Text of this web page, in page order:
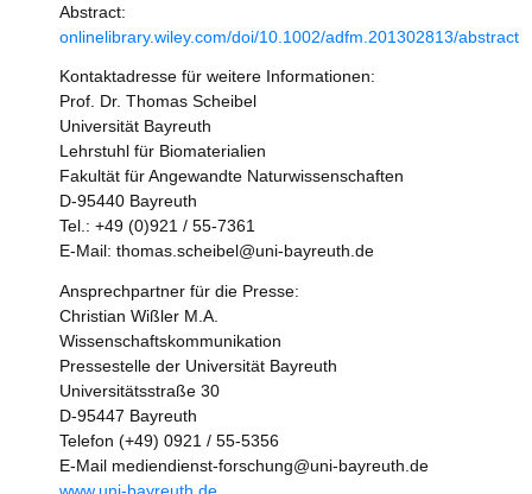
Abstract:
onlinelibrary.wiley.com/doi/10.1002/adfm.201302813/abstract
Kontaktadresse für weitere Informationen:
Prof. Dr. Thomas Scheibel
Universität Bayreuth
Lehrstuhl für Biomaterialien
Fakultät für Angewandte Naturwissenschaften
D-95440 Bayreuth
Tel.: +49 (0)921 / 55-7361
E-Mail: thomas.scheibel@uni-bayreuth.de
Ansprechpartner für die Presse:
Christian Wißler M.A.
Wissenschaftskommunikation
Pressestelle der Universität Bayreuth
Universitätsstraße 30
D-95447 Bayreuth
Telefon (+49) 0921 / 55-5356
E-Mail mediendienst-forschung@uni-bayreuth.de